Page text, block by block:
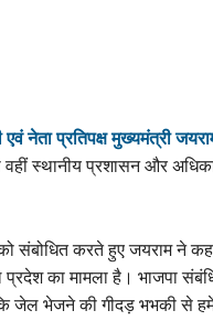
एवं नेता प्रतिपक्ष मुख्यमंत्री
स्थानीय प्रशासन और
संबोधित करते हुए जयराम ने
प्रदेश का मामला है। भाजपा
जेल भेजने की गीदड़ भभकी से